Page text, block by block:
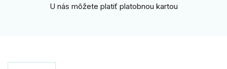
U nás môžete platiť platobnou kartou